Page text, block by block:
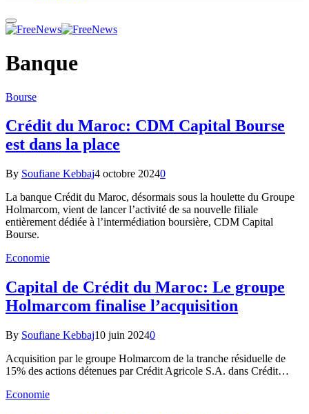
Banque
Bourse
Crédit du Maroc: CDM Capital Bourse
est dans la place
By Soufiane Kebbaj4 octobre 20240
La banque Crédit du Maroc, désormais sous la houlette du Groupe
Holmarcom, vient de lancer l’activité de sa nouvelle filiale
entièrement dédiée à l’intermédiation boursière, CDM Capital
Bourse.
Economie
Capital de Crédit du Maroc: Le groupe
Holmarcom finalise l’acquisition
By Soufiane Kebbaj10 juin 20240
Acquisition par le groupe Holmarcom de la tranche résiduelle de
15% des actions détenues par Crédit Agricole S.A. dans Crédit…
Economie